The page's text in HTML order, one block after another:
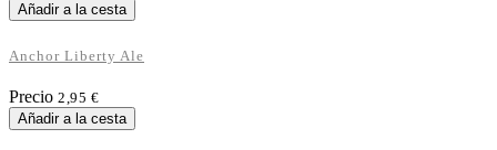
Añadir a la cesta
Anchor Liberty Ale
Precio 2,95 €
Añadir a la cesta